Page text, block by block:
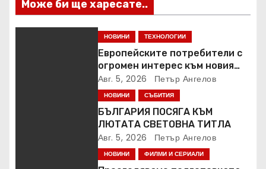
Може би ще харесате..
НОВИНИ ТЕХНОЛОГИИ
Европейските потребители с
огромен интерес към новия
Samsung Galaxy Z Fold8
Авг. 5, 2026 Петър Ангелов
НОВИНИ СЪБИТИЯ
БЪЛГАРИЯ ПОСЯГА КЪМ
ЛЮТАТА СВЕТОВНА ТИТЛА
Авг. 5, 2026 Петър Ангелов
НОВИНИ ФИЛМИ И СЕРИАЛИ